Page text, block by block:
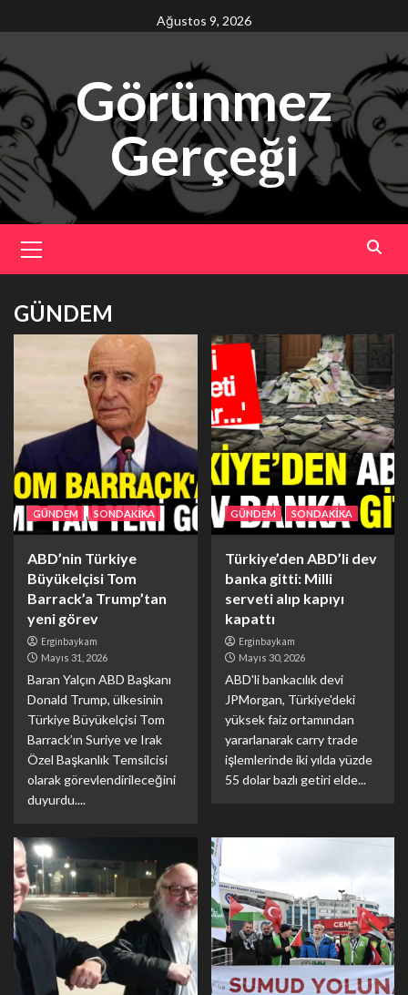
to
content
Ağustos 9, 2026
Görünmez
Gerçeği
Menu
GÜNDEM
GÜNDEM SONDAKİKA
ABD’nin Türkiye
Büyükelçisi Tom
Barrack’a Trump’tan
yeni görev
Erginbaykam
Mayıs 31, 2026
Baran Yalçın ABD Başkanı
Donald Trump, ülkesinin
Türkiye Büyükelçisi Tom
Barrack’ın Suriye ve Irak
Özel Başkanlık Temsilcisi
olarak görevlendirileceğini
duyurdu....
GÜNDEM SONDAKİKA
Türkiye’den ABD’li dev
banka gitti: Milli
serveti alıp kapıyı
kapattı
Erginbaykam
Mayıs 30, 2026
ABD'li bankacılık devi
JPMorgan, Türkiye'deki
yüksek faiz ortamından
yararlanarak carry trade
işlemlerinde iki yılda yüzde
55 dolar bazlı getiri elde...